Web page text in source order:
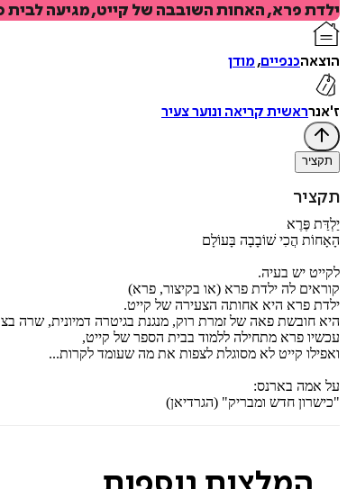
ילדת פרא, האחות השובבה של קייט, מגיעה לבית
הוצאהכנפיים, מודן
ז'אנרראשית קריאה ונוער צעיר
תקציר
תקציר
יַלְדַּת פֶּרֶא
הָאָחוֹת הֲכִי שׁוֹבָבָה בָּעוֹלָם
לקייט יש בעיה.
קוראים לה ילדת פרא (או בקיצור, פרא)
ילדת פרא היא אחותה הצעירה של קייט.
היא חובשת פאה של זמרת רוק, מנגנת בגיטרה דמיונית, שרה
עכשיו פרא מתחילה ללמוד בבית הספר של קייט,
ואפילו קייט לא מסוגלת לצפות את מה שעומד לקרות...
על אמה בארנס:
"כישרון חדש ומבריק" (הגרדיאן)